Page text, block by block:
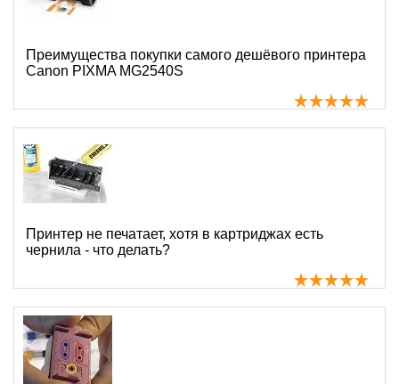
Преимущества покупки самого дешёвого принтера
Canon PIXMA MG2540S
Принтер не печатает, хотя в картриджах есть
чернила - что делать?